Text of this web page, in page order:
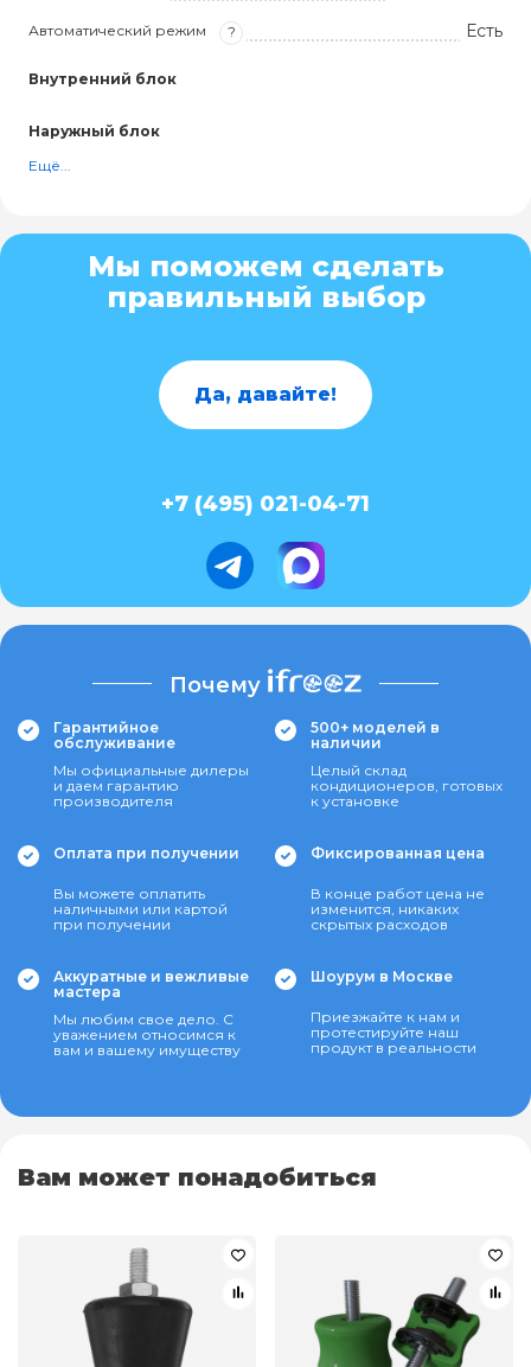
Автоматический режим ? Есть
Внутренний блок
Наружный блок
Ещё...
Мы поможем сделать
правильный выбор
Да, давайте!
+7 (495) 021-04-71
Почему
Гарантийное
обслуживание
Мы официальные дилеры
и даем гарантию
производителя
500+ моделей в
наличии
Целый склад
кондиционеров, готовых
к установке
Оплата при получении
Вы можете оплатить
наличными или картой
при получении
Фиксированная цена
В конце работ цена не
изменится, никаких
скрытых расходов
Аккуратные и вежливые
мастера
Мы любим свое дело. С
уважением относимся к
вам и вашему имуществу
Шоурум в Москве
Приезжайте к нам и
протестируйте наш
продукт в реальности
Вам может понадобиться